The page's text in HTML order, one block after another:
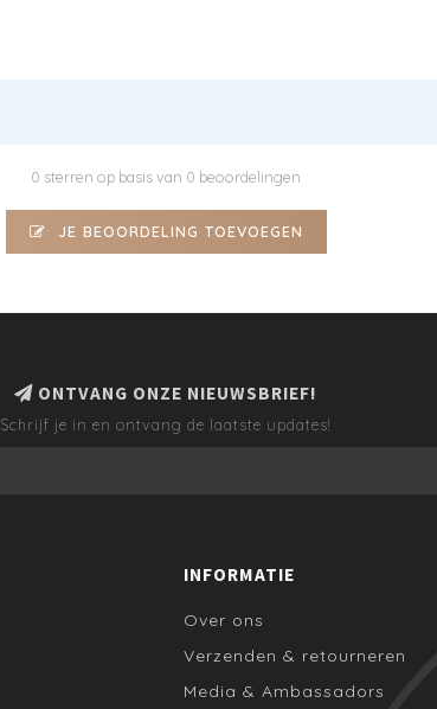
0 sterren op basis van 0 beoordelingen
JE BEOORDELING TOEVOEGEN
ONTVANG ONZE NIEUWSBRIEF!
Schrijf je in en ontvang de laatste updates!
INFORMATIE
Over ons
Verzenden & retourneren
Media & Ambassadors